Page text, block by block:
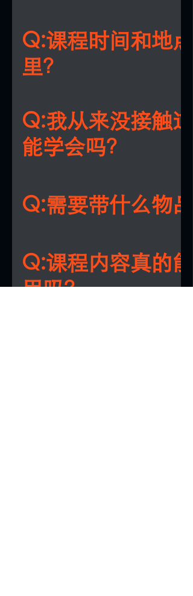
参加黄老师亲自带队的《命
会。
Q:课程时间和地点
里？
功后，我们会通过邮件发送
和交通指南。
Q:我从来没接触过
能学会吗？
提供个性化指导，帮你从零开
Q:需要带什么物品
个人用品，最重要的是带上
Q:课程内容真的能
用吗？